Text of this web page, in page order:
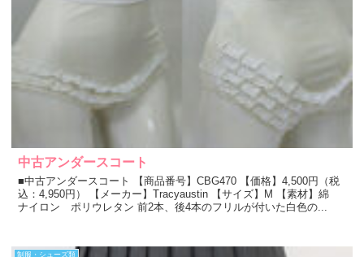
中古アンダースコート
■中古アンダースコート 【商品番号】CBG470 【価格】4,500円（税
込：4,950円） 【メーカー】Tracyaustin 【サイズ】M 【素材】綿
ナイロン ポリウレタン 前2本、後4本のフリルが付いた白色の...
制服・シューズ類